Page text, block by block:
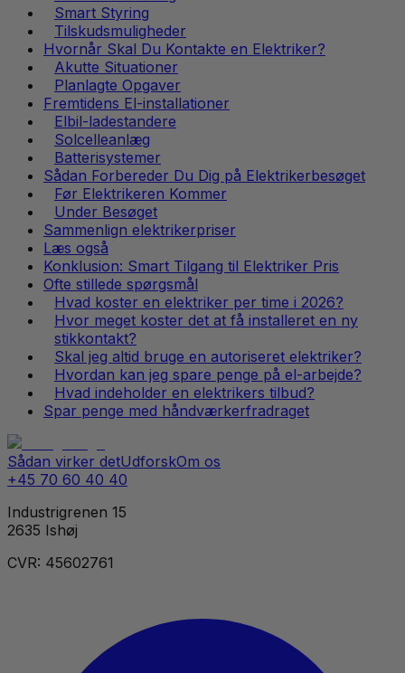
Smart Styring
Tilskudsmuligheder
Hvornår Skal Du Kontakte en Elektriker?
Akutte Situationer
Planlagte Opgaver
Fremtidens El-installationer
Elbil-ladestandere
Solcelleanlæg
Batterisystemer
Sådan Forbereder Du Dig på Elektrikerbesøget
Før Elektrikeren Kommer
Under Besøget
Sammenlign elektrikerpriser
Læs også
Konklusion: Smart Tilgang til Elektriker Pris
Ofte stillede spørgsmål
Hvad koster en elektriker per time i 2026?
Hvor meget koster det at få installeret en ny
stikkontakt?
Skal jeg altid bruge en autoriseret elektriker?
Hvordan kan jeg spare penge på el-arbejde?
Hvad indeholder en elektrikers tilbud?
Spar penge med håndværkerfradraget
Sådan virker detUdforskOm os
+45 70 60 40 40
Industrigrenen 15
2635 Ishøj
CVR: 45602761